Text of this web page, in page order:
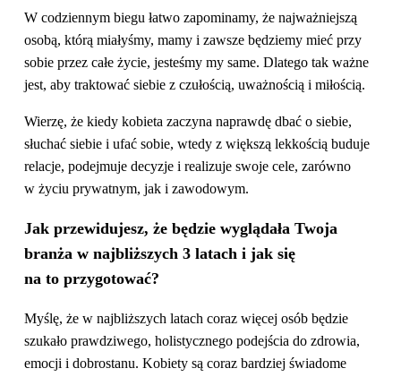
W codziennym biegu łatwo zapominamy, że najważniejszą
osobą, którą miałyśmy, mamy i zawsze będziemy mieć przy
sobie przez całe życie, jesteśmy my same. Dlatego tak ważne
jest, aby traktować siebie z czułością, uważnością i miłością.
Wierzę, że kiedy kobieta zaczyna naprawdę dbać o siebie,
słuchać siebie i ufać sobie, wtedy z większą lekkością buduje
relacje, podejmuje decyzje i realizuje swoje cele, zarówno
w życiu prywatnym, jak i zawodowym.
Jak przewidujesz, że będzie wyglądała Twoja
branża w najbliższych 3 latach i jak się
na to przygotować?
Myślę, że w najbliższych latach coraz więcej osób będzie
szukało prawdziwego, holistycznego podejścia do zdrowia,
emocji i dobrostanu. Kobiety są coraz bardziej świadome